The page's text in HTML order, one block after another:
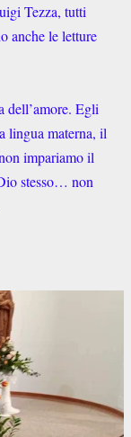
Tezza, tutti
anche le letture
dell’amore. Egli
lingua materna, il
impariamo il
stesso… non